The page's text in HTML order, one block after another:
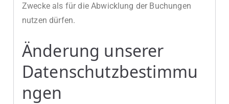
Zwecke als für die Abwicklung der Buchungen
nutzen dürfen.
Änderung unserer
Datenschutzbestimmu
ngen